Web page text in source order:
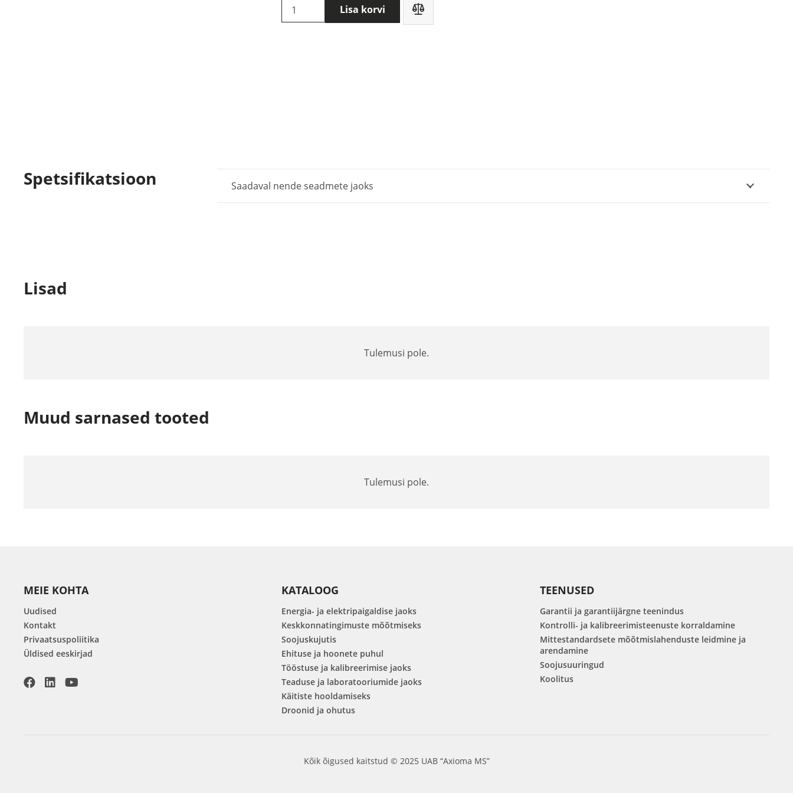
Testo
pH-
Lisa korvi
Spetsifikatsioon Saadaval nende seadmete jaoks
Lisad
Tulemusi pole.
Muud sarnased tooted
Tulemusi pole.
MEIE KOHTA
Uudised
Kontakt
Privaatsuspoliitika
Üldised eeskirjad
KATALOOG
Energia- ja elektripaigaldise jaoks
Keskkonnatingimuste mõõtmiseks
Soojuskujutis
Ehituse ja hoonete puhul
Tööstuse ja kalibreerimise jaoks
Teaduse ja laboratooriumide jaoks
Käitiste hooldamiseks
Droonid ja ohutus
TEENUSED
Garantii ja garantiijärgne teenindus
Kontrolli- ja kalibreerimisteenuste korraldamine
Mittestandardsete mõõtmislahenduste leidmine ja
arendamine
Soojusuuringud
Koolitus
Kõik õigused kaitstud © 2025 UAB “Axioma MS”